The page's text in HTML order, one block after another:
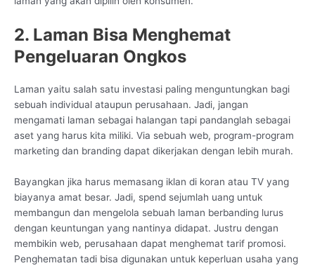
2. Laman Bisa Menghemat
Pengeluaran Ongkos
Laman yaitu salah satu investasi paling menguntungkan bagi
sebuah individual ataupun perusahaan. Jadi, jangan
mengamati laman sebagai halangan tapi pandanglah sebagai
aset yang harus kita miliki. Via sebuah web, program-program
marketing dan branding dapat dikerjakan dengan lebih murah.
Bayangkan jika harus memasang iklan di koran atau TV yang
biayanya amat besar. Jadi, spend sejumlah uang untuk
membangun dan mengelola sebuah laman berbanding lurus
dengan keuntungan yang nantinya didapat. Justru dengan
membikin web, perusahaan dapat menghemat tarif promosi.
Penghematan tadi bisa digunakan untuk keperluan usaha yang